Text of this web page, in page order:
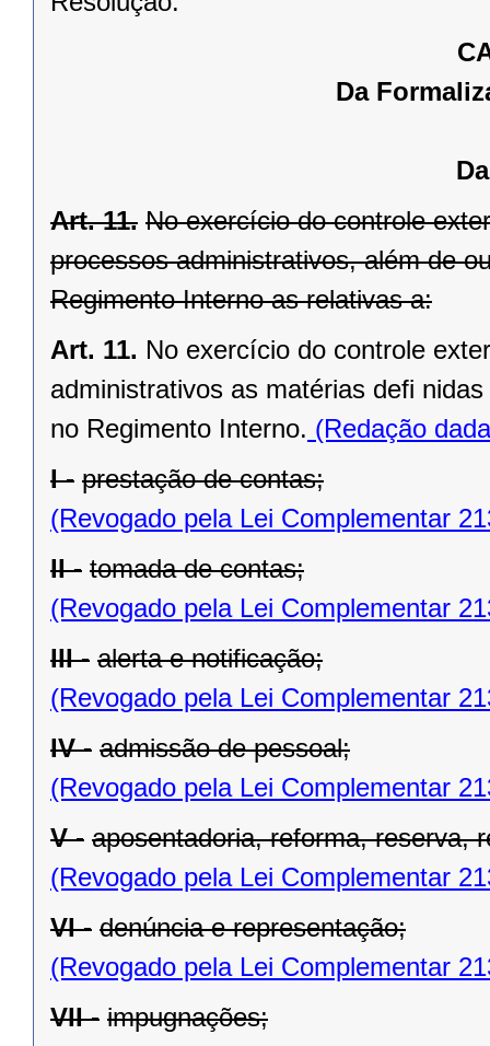
Da
Art. 11. No exercício do controle
processos administrativos, além de
Regimento Interno as relativas a:
Art. 11. No exercício do controle
administrativos as matérias defi
no Regimento Interno. (Redação
I - prestação de contas;
(Revogado pela Lei Complementar
II - tomada de contas;
(Revogado pela Lei Complementar
III - alerta e notificação;
(Revogado pela Lei Complementar
IV - admissão de pessoal;
(Revogado pela Lei Complementar
V - aposentadoria, reforma, reserva,
(Revogado pela Lei Complementar
VI - denúncia e representação;
(Revogado pela Lei Complementar
VII - impugnações;